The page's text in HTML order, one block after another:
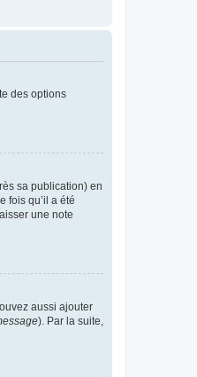
des options
sa publication) en
fois qu’il a été
une note
aussi ajouter
). Par la suite,